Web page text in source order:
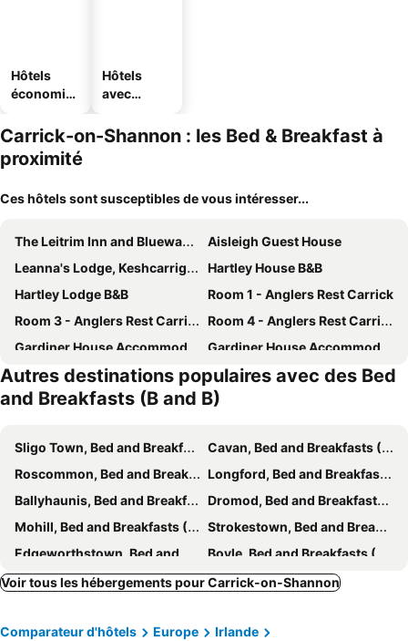
Hôtels
économiq
Hôtels
avec
Carrick-on-Shannon : les Bed & Breakfast à
proximité
Ces hôtels sont susceptibles de vous intéresser...
The Leitrim Inn and Blueway Lodge
Aisleigh Guest House
Leanna's Lodge, Keshcarrigan
Hartley House B&B
Hartley Lodge B&B
Room 1 - Anglers Rest Carrick
Room 3 - Anglers Rest Carrick
Room 4 - Anglers Rest Carrick
Gardiner House Accommodation - Room 3
Gardiner House Accommodation - Room 7
Forest Park House B&B
Spacious Home by Lough Rynn Castle Wedding Venue
The Brandywell
Amber B&B
Autres destinations populaires avec des Bed
and Breakfasts (B and B)
Sligo Town, Bed and Breakfasts (B and B)
Cavan, Bed and Breakfasts (B and B)
Roscommon, Bed and Breakfasts (B and B)
Longford, Bed and Breakfasts (B and B)
Ballyhaunis, Bed and Breakfasts (B and B)
Dromod, Bed and Breakfasts (B and B)
Mohill, Bed and Breakfasts (B and B)
Strokestown, Bed and Breakfasts (B and B)
Edgeworthstown, Bed and Breakfasts (B and B)
Boyle, Bed and Breakfasts (B and B)
Ballinamore, Bed and Breakfasts (B and B)
Castlerea, Bed and Breakfasts (B and B)
Charlestown, Bed and Breakfasts (B and B)
Bawnboy, Bed and Breakfasts (B and B)
Voir tous les hébergements pour Carrick-on-Shannon
Comparateur d'hôtels Europe
Irlande